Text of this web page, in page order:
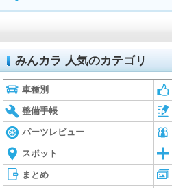
みんカラ 人気のカテゴリ
車種別
整備手帳
パーツレビュー
スポット
まとめ